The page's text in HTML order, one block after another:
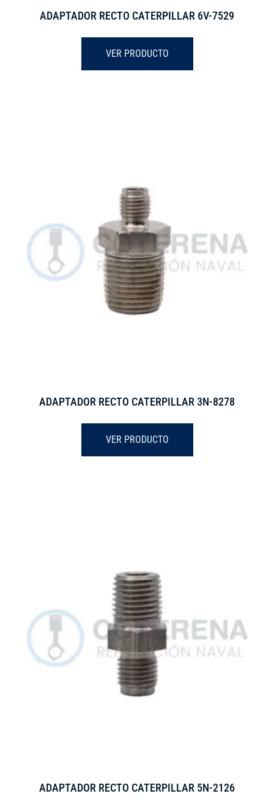
ADAPTADOR RECTO CATERPILLAR 6V-7529
VER PRODUCTO
ADAPTADOR RECTO CATERPILLAR 3N-8278
VER PRODUCTO
ADAPTADOR RECTO CATERPILLAR 5N-2126